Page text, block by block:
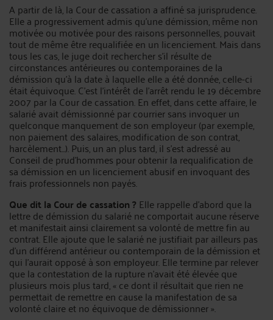
A partir de là, la Cour de cassation a affiné sa jurisprudence.
Elle a progressivement admis qu'une démission, même non
motivée ou motivée pour des raisons personnelles, pouvait
tout de même être requalifiée en un licenciement. Mais dans
tous les cas, le juge doit rechercher s'il résulte de
circonstances antérieures ou contemporaines de la
démission qu'à la date à laquelle elle a été donnée, celle-ci
était équivoque. C'est l'intérêt de l'arrêt rendu le 19 décembre
2007 par la Cour de cassation. En effet, dans cette affaire, le
salarié avait démissionné par courrier sans invoquer un
quelconque manquement de son employeur (par exemple,
non paiement des salaires, modification de son contrat,
harcèlement...). Puis, un an plus tard, il s'est adressé au
Conseil de prud'hommes pour obtenir la requalification de
sa démission en un licenciement abusif en invoquant des
frais professionnels non payés.
Que dit la Cour de cassation ? Elle rappelle d'abord que la
lettre de démission du salarié ne comportait aucune réserve
et manifestait ainsi clairement sa volonté de mettre fin au
contrat. Elle ajoute que le salarié ne justifiait par ailleurs pas
d'un différend antérieur ou contemporain de la démission et
qui l'aurait opposé à son employeur. Elle termine par relever
que la contestation de la rupture n'avait été élevée que
plusieurs mois plus tard, « ce dont il résultait que rien ne
permettait de remettre en cause la manifestation de sa
volonté claire et no équivoque de démissionner ».